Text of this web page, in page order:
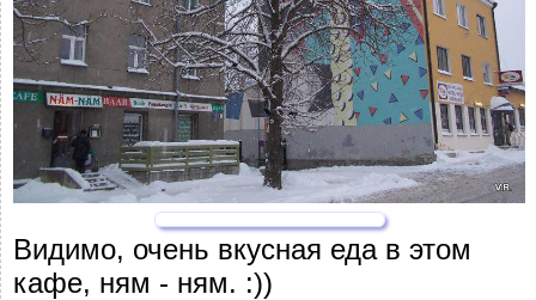
Видимо, очень вкусная еда в этом
кафе, ням - ням. :))